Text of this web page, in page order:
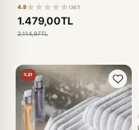
4.8 (367)
1.479,00TL
2.114,97TL
%21